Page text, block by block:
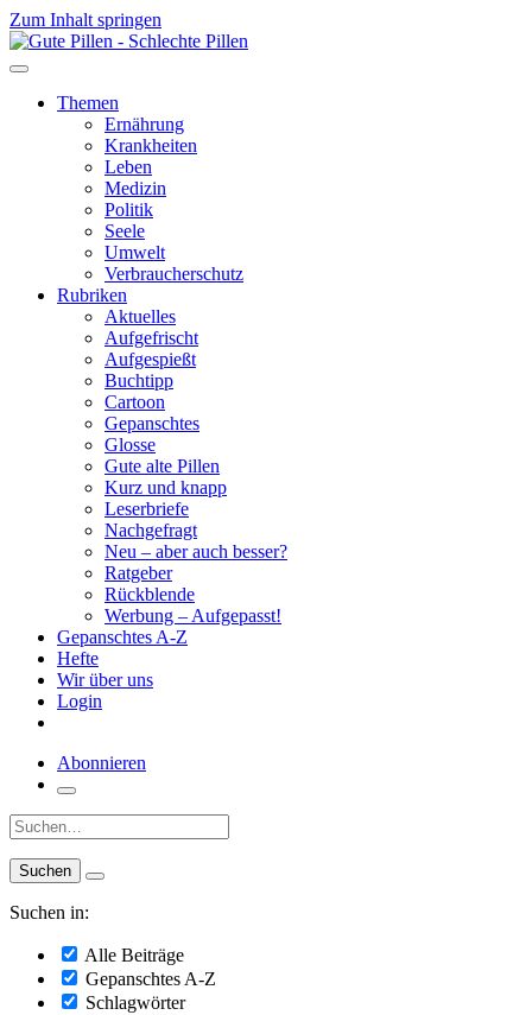
Zum Inhalt springen
Themen
Ernährung
Krankheiten
Leben
Medizin
Politik
Seele
Umwelt
Verbraucherschutz
Rubriken
Aktuelles
Aufgefrischt
Aufgespießt
Buchtipp
Cartoon
Gepanschtes
Glosse
Gute alte Pillen
Kurz und knapp
Leserbriefe
Nachgefragt
Neu – aber auch besser?
Ratgeber
Rückblende
Werbung – Aufgepasst!
Gepanschtes A-Z
Hefte
Wir über uns
Login
Abonnieren
Suche:
Suchen in:
Alle Beiträge
Gepanschtes A-Z
Schlagwörter